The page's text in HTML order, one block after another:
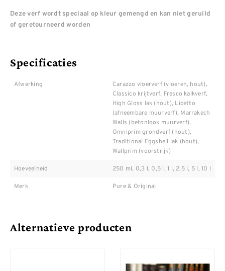
Deze verf wordt speciaal op kleur gemengd en kan niet geruild
of geretourneerd worden
Specificaties
Afwerking
Carazzo vloerverf (vloeren, hout),
Classico krijtverf, Fresco kalkverf,
High Gloss lak (hout), Licetto
(afneembare muurverf), Marrakech
Walls (betonlook muurverf),
Omniprim grondverf (hout),
Traditional Eggshell lak (hout),
Wallprim (voorstrijk)
Hoeveelheid 250 ml, 0,3 l, 0,5 l, 1 l, 2,5 l, 5 l, 10 l
Merk Pure & Original
Alternatieve producten